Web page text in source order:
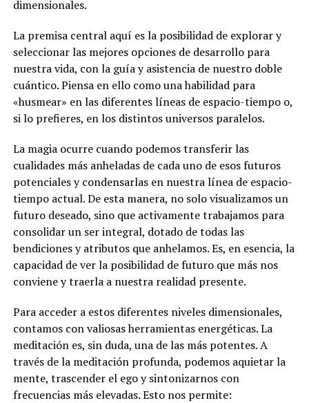
dimensionales.
La premisa central aquí es la posibilidad de explorar y
seleccionar las mejores opciones de desarrollo para
nuestra vida, con la guía y asistencia de nuestro doble
cuántico. Piensa en ello como una habilidad para
«husmear» en las diferentes líneas de espacio-tiempo o,
si lo prefieres, en los distintos universos paralelos.
La magia ocurre cuando podemos transferir las
cualidades más anheladas de cada uno de esos futuros
potenciales y condensarlas en nuestra línea de espacio-
tiempo actual. De esta manera, no solo visualizamos un
futuro deseado, sino que activamente trabajamos para
consolidar un ser integral, dotado de todas las
bendiciones y atributos que anhelamos. Es, en esencia, la
capacidad de ver la posibilidad de futuro que más nos
conviene y traerla a nuestra realidad presente.
Para acceder a estos diferentes niveles dimensionales,
contamos con valiosas herramientas energéticas. La
meditación es, sin duda, una de las más potentes. A
través de la meditación profunda, podemos aquietar la
mente, trascender el ego y sintonizarnos con
frecuencias más elevadas. Esto nos permite: